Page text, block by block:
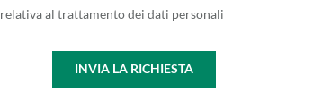
relativa al trattamento dei dati personali
INVIA LA RICHIESTA